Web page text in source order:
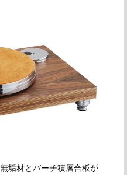
垢材とバーチ積層合板が